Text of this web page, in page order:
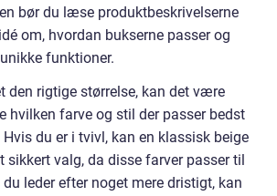
bør du læse produktbeskrivelserne
om, hvordan bukserne passer og
funktioner.
den rigtige størrelse, kan det være
hvilken farve og stil der passer bedst
du er i tvivl, kan en klassisk beige
valg, da disse farver passer til
leder efter noget mere dristigt, kan